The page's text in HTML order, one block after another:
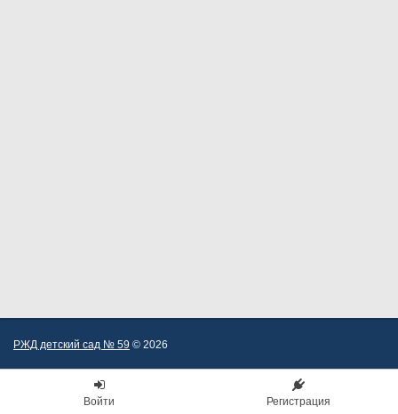
РЖД детский сад № 59 © 2026
Войти Регистрация